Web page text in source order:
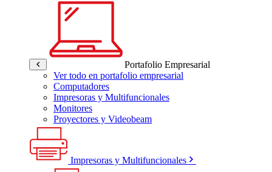
Portafolio Empresarial
Ver todo en portafolio empresarial
Computadores
Impresoras y Multifuncionales
Monitores
Proyectores y Videobeam
Impresoras y Multifuncionales